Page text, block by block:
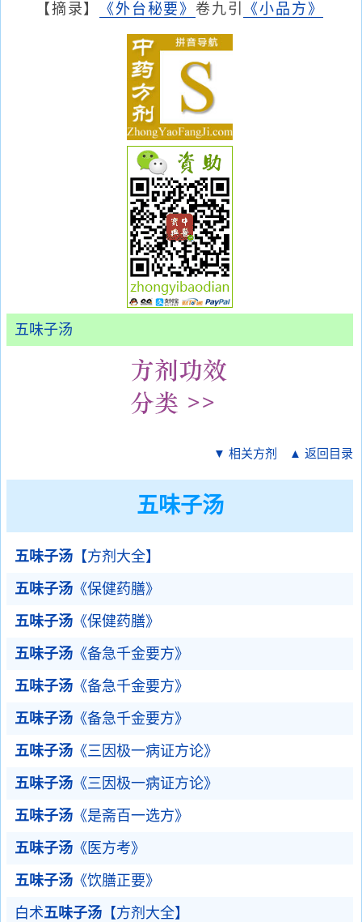
【摘录】 《外台秘要》卷九引 《小品方》
五味子汤
▼ 相关方剂 ▲ 返回目录
五味子汤
五味子汤 【方剂大全】
五味子汤 《保健药膳》
五味子汤 《保健药膳》
五味子汤 《备急千金要方》
五味子汤 《备急千金要方》
五味子汤 《备急千金要方》
五味子汤 《三因极一病证方论》
五味子汤 《三因极一病证方论》
五味子汤 《是斋百一选方》
五味子汤 《医方考》
五味子汤 《饮膳正要》
白术五味子汤 【方剂大全】